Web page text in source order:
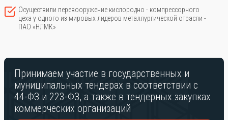
Осуществили перевооружение кислородно - компрессорного
цеха у одного из мировых лидеров металлургической отрасли -
ПАО «НЛМК»
Принимаем участие в государственных и
муниципальных тендерах в соответствии с
44-ФЗ и 223-ФЗ, а также в тендерных закупках
коммерческих организаций